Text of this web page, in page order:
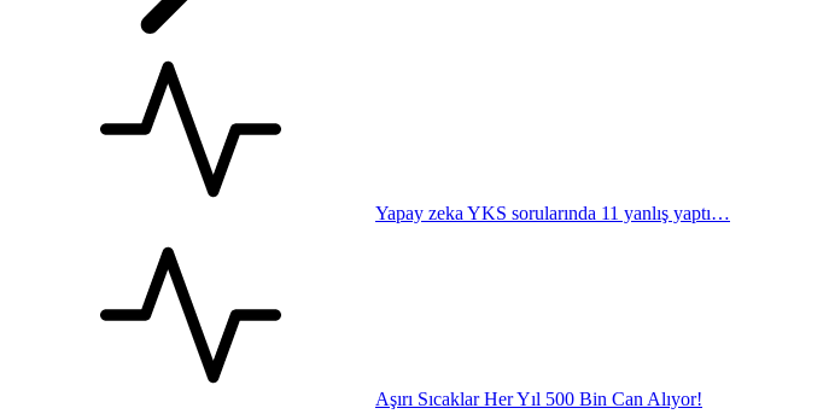
Yapay zeka YKS sorularında 11 yanlış yaptı…
Aşırı Sıcaklar Her Yıl 500 Bin Can Alıyor!